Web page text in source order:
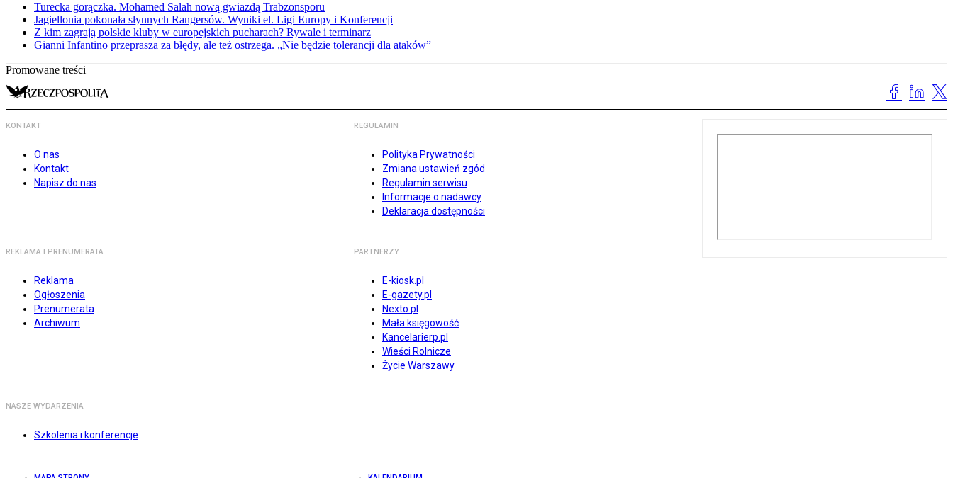
Turecka gorączka. Mohamed Salah nową gwiazdą Trabzonsporu
Jagiellonia pokonała słynnych Rangersów. Wyniki el. Ligi Europy i Konferencji
Z kim zagrają polskie kluby w europejskich pucharach? Rywale i terminarz
Gianni Infantino przeprasza za błędy, ale też ostrzega. „Nie będzie tolerancji dla ataków”
Promowane treści
KONTAKT
O nas
Kontakt
Napisz do nas
REGULAMIN
Polityka Prywatności
Zmiana ustawień zgód
Regulamin serwisu
Informacje o nadawcy
Deklaracja dostępności
REKLAMA I PRENUMERATA
Reklama
Ogłoszenia
Prenumerata
Archiwum
PARTNERZY
E-kiosk.pl
E-gazety.pl
Nexto.pl
Mała księgowość
Kancelarierp.pl
Wieści Rolnicze
Życie Warszawy
NASZE WYDARZENIA
Szkolenia i konferencje